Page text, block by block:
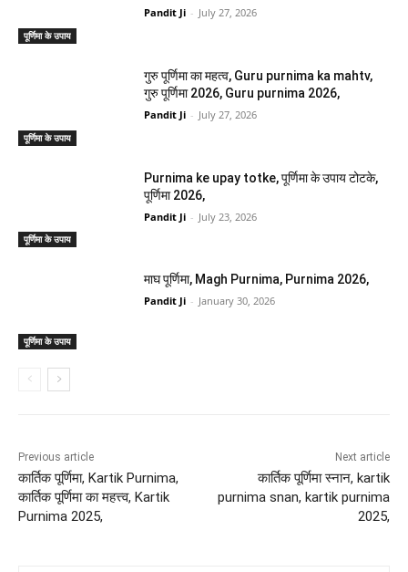
पूर्णिमा के उपाय
Pandit Ji - July 27, 2026
पूर्णिमा के उपाय
गुरु पूर्णिमा का महत्व, Guru purnima ka mahtv,
गुरु पूर्णिमा 2026, Guru purnima 2026,
Pandit Ji - July 27, 2026
पूर्णिमा के उपाय
Purnima ke upay totke, पूर्णिमा के उपाय टोटके,
पूर्णिमा 2026,
Pandit Ji - July 23, 2026
पूर्णिमा के उपाय
माघ पूर्णिमा, Magh Purnima, Purnima 2026,
Pandit Ji - January 30, 2026
Previous article
कार्तिक पूर्णिमा, Kartik Purnima,
कार्तिक पूर्णिमा का महत्त्व, Kartik
Purnima 2025,
Next article
कार्तिक पूर्णिमा स्नान, kartik
purnima snan, kartik purnima
2025,